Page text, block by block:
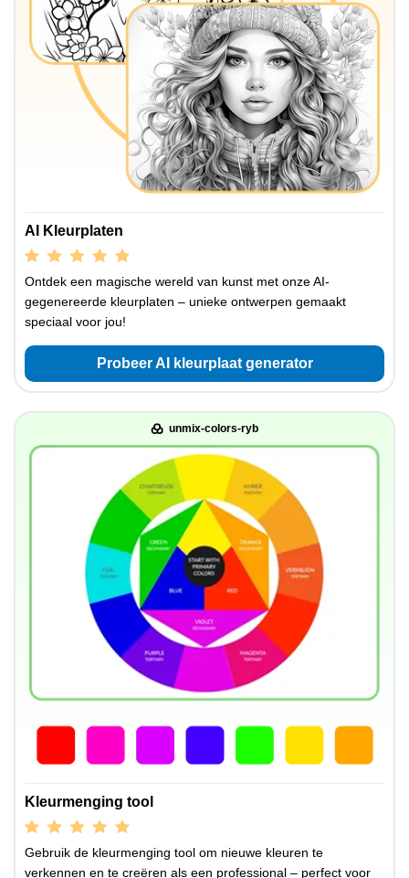
AI Kleurplaten
Ontdek een magische wereld van kunst met onze AI-
gegenereerde kleurplaten – unieke ontwerpen gemaakt
speciaal voor jou!
Probeer AI kleurplaat generator
unmix-colors-ryb
Kleurmenging tool
Gebruik de kleurmenging tool om nieuwe kleuren te
verkennen en te creëren als een professional – perfect voor